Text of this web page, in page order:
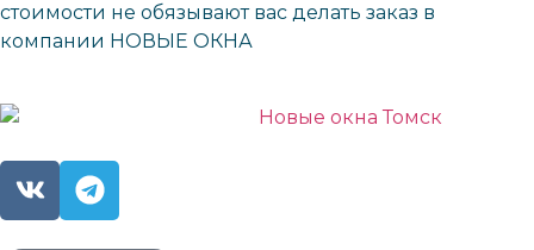
стоимости не обязывают вас делать заказ в
компании НОВЫЕ ОКНА